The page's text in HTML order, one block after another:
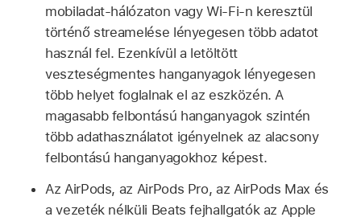
mobiladat-hálózaton vagy Wi-Fi-n keresztül
történő streamelése lényegesen több adatot
használ fel. Ezenkívül a letöltött
veszteségmentes hanganyagok lényegesen
több helyet foglalnak el az eszközén. A
magasabb felbontású hanganyagok szintén
több adathasználatot igényelnek az alacsony
felbontású hanganyagokhoz képest.
Az AirPods, az AirPods Pro, az AirPods Max és
a vezeték nélküli Beats fejhallgatók az Apple